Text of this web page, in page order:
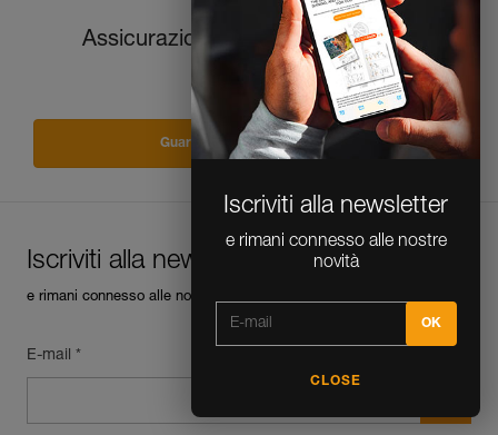
Successivo
Assicurazione su vie lunghe con corda
singola e GRIGRI
Guarda tutti i consigli tecnici
Iscriviti alla newsletter
e rimani connesso alle nostre
novità
CLOSE
Iscriviti alla newsletter
e rimani connesso alle nostre novità
E-mail *